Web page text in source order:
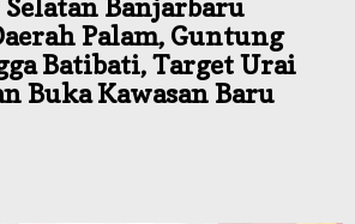
Banjarbaru
Palam, Guntung
Batibati, Target Urai
Buka Kawasan Baru